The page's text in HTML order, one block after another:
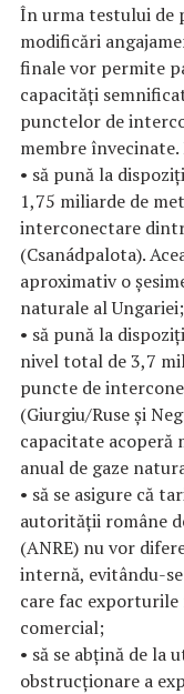
În urma testului de
modificări
finale vor permite
capacități
punctelor de
membre
• să pună la
1,75 miliarde de
interconectare
(Csanádpalota).
aproximativ o
naturale al Ungariei;
• să pună la
nivel total de 3,7
puncte de
(Giurgiu/Ruse și
capacitate acoperă
anual de gaze
• să se asigure că
autorității române
(ANRE) nu vor
internă, evitându-
care fac exporturile
comercial;
• să se abțină de la
obstrucționare a